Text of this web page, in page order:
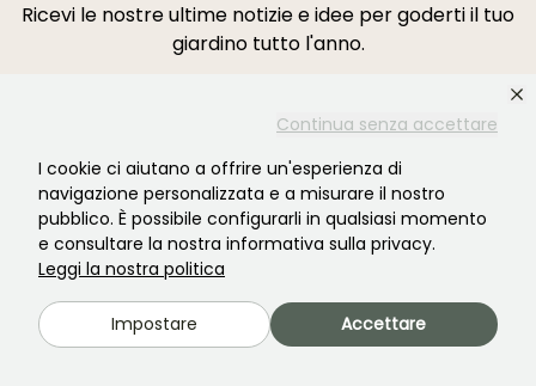
Continua senza accettare
I cookie ci aiutano a offrire un'esperienza di
navigazione personalizzata e a misurare il nostro
pubblico. È possibile configurarli in qualsiasi momento
e consultare la nostra informativa sulla privacy.
Leggi la nostra politica
Impostare Accettare
Ricevi le nostre ultime notizie e idee per goderti il tuo
giardino tutto l'anno.
Accedi →
Questo modulo è protetto da reCAPTCHA - si applicano l'informativa sulla
privacy